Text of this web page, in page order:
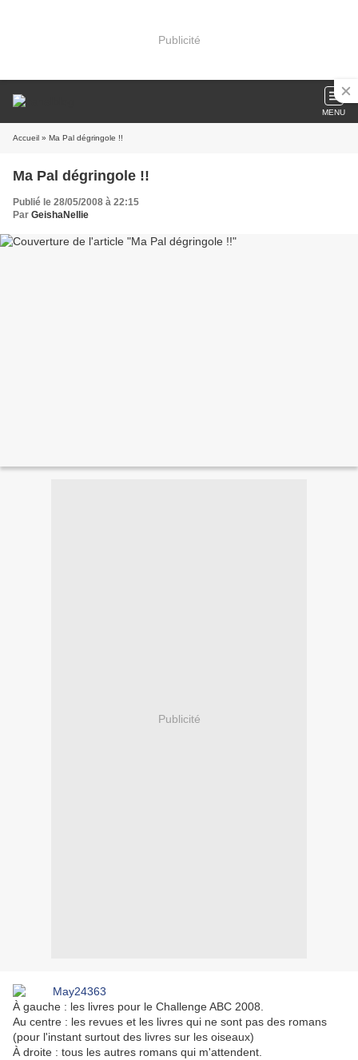
Publicité
MENU
Accueil » Ma Pal dégringole !!
Ma Pal dégringole !!
Publié le 28/05/2008 à 22:15
Par GeishaNellie
Publicité
À gauche : les livres pour le Challenge ABC 2008.
Au centre : les revues et les livres qui ne sont pas des romans
(pour l'instant surtout des livres sur les oiseaux)
À droite : tous les autres romans qui m'attendent.